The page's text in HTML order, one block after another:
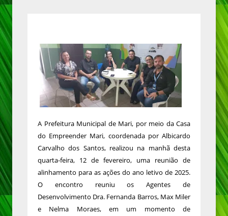
A Prefeitura Municipal de Mari, por meio da Casa
do Empreender Mari, coordenada por Albicardo
Carvalho dos Santos, realizou na manhã desta
quarta-feira, 12 de fevereiro, uma reunião de
alinhamento para as ações do ano letivo de 2025.
O encontro reuniu os Agentes de
Desenvolvimento Dra. Fernanda Barros, Max Miler
e Nelma Moraes, em um momento de